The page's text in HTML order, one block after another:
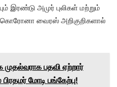
இரண்டு அமுர் புலிகள் மற்றும்
கொரோனா வைரஸ் அறிகுறிகளால்
முதல்வராக பதவி ஏற்றார்
பிரதமர் மோடி பங்கேற்பு!